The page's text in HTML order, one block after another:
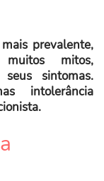
prevalente,
mitos,
sintomas.
intolerância